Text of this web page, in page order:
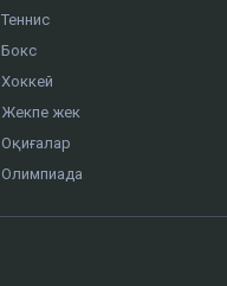
Теннис
Бокс
Хоккей
Жекпе жек
Оқиғалар
Олимпиада